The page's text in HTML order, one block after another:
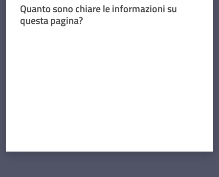
Quanto sono chiare le informazioni su
questa pagina?